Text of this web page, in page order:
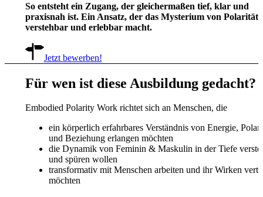
So entsteht ein Zugang, der gleichermaßen tief, klar und
praxisnah ist. Ein Ansatz, der das Mysterium von Polarität
verstehbar und erlebbar macht.
Jetzt bewerben!
Für wen ist diese Ausbildung gedacht?
Embodied Polarity Work richtet sich an Menschen, die
ein körperlich erfahrbares Verständnis von Energie,
und Beziehung erlangen möchten
die Dynamik von Feminin & Maskulin in der Tiefe
und spüren wollen
transformativ mit Menschen arbeiten und ihr Wirken
möchten